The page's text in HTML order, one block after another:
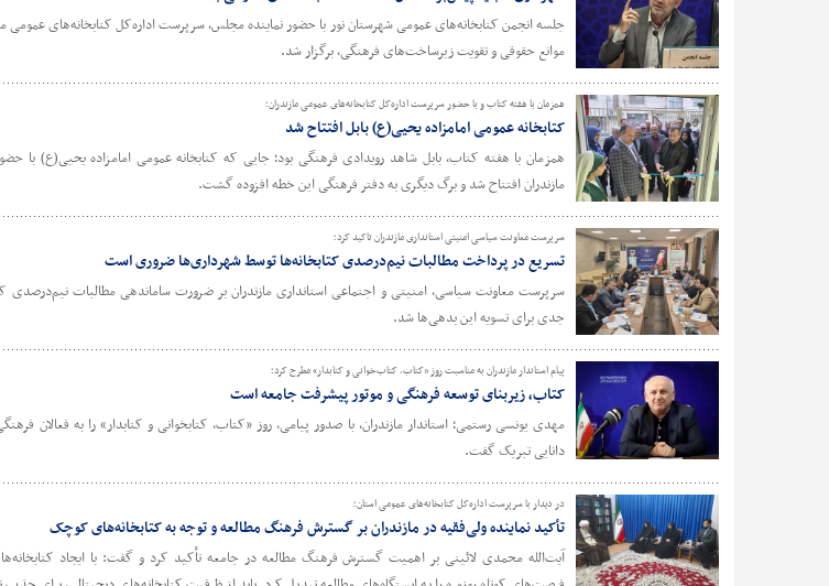
جلسه انجمن کتابخانه‌های عمومی شهرستان نور با حضور نماینده مجلس، سرپرست اداره‌کل کتابخانه‌های عمومی
موانع حقوقی و تقویت زیرساخت‌های فرهنگی، برگزار شد.
همزمان با هفته کتاب و با حضور سرپرست اداره‌کل کتابخانه‌های عمومی مازندران؛
کتابخانه عمومی امامزاده یحیی(ع) بابل افتتاح شد
همزمان با هفته کتاب، بابل شاهد رویدادی فرهنگی بود؛ جایی که کتابخانه عمومی امامزاده یحیی(ع) با
مازندران افتتاح شد و برگ دیگری به دفتر فرهنگی این خطه افزوده گشت.
سرپرست معاونت سیاسی امنیتی استانداری مازندران تاکید کرد؛
تسریع در پرداخت مطالبات نیم‌درصدی کتابخانه‌ها توسط شهرداری‌ها ضروری است
سرپرست معاونت سیاسی، امنیتی و اجتماعی استانداری مازندران بر ضرورت ساماندهی مطالبات نیم‌درصدی
جدی برای تسویه این بدهی‌ها شد.
پیام استاندار مازندران به مناسبت روز «کتاب، کتاب‌خوانی و کتابدار» مطرح کرد؛
کتاب، زیربنای توسعه فرهنگی و موتور پیشرفت جامعه است
مهدی یونسی رستمی؛ استاندار مازندران، با صدور پیامی، روز «کتاب، کتابخوانی و کتابدار» را به فعالان
دانایی تبریک گفت.
در دیدار با سرپرست اداره‌کل کتابخانه‌های عمومی استان؛
تأکید نماینده ولی‌فقیه در مازندران بر گسترش فرهنگ مطالعه و توجه به کتابخانه‌های کوچک
آیت‌الله محمدی لائینی بر اهمیت گسترش فرهنگ مطالعه در جامعه تأکید کرد و گفت: با ایجاد
آموزش مهارت‌های مارکتینگ تا گرافیک در
پنجمین روز «آکادمی ترویج خواندن»
چهارمین